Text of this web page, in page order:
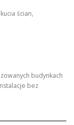
ścian,
budynkach
bez